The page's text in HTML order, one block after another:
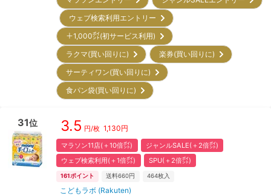
ウェブ検索利用エントリー
＋1,000㌽(初サービス利用)
ラクマ(買い回りに)
楽券(買い回りに)
サーティワン(買い回りに)
食パン袋(買い回りに)
31位 3.5 円/枚 1,130円
マラソン11店(＋10倍㌽)
ジャンルSALE(＋2倍㌽)
ウェブ検索利用(＋1倍㌽)
SPU(＋2倍㌽)
161 ポイント 送料660円 464枚入
こどもラボ (Rakuten)